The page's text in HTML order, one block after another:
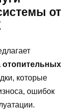
от
отопительных
которые
ошибок